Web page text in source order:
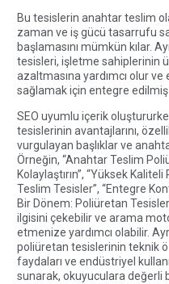
Bu tesislerin anahtar teslim
zaman ve iş gücü tasarrufu
başlamasını mümkün kılar.
tesisleri, işletme sahiplerinin
azaltmasına yardımcı olur
sağlamak için entegre
SEO uyumlu içerik
tesislerinin avantajlarını,
vurgulayan başlıklar ve
Örneğin, “Anahtar Teslim
Kolaylaştırın”, “Yüksek
Teslim Tesisler”, “Entegre
Bir Dönem: Poliüretan
ilgisini çekebilir ve arama
etmenize yardımcı olabilir.
poliüretan tesislerinin teknik
faydaları ve endüstriyel
sunarak, okuyuculara değerli